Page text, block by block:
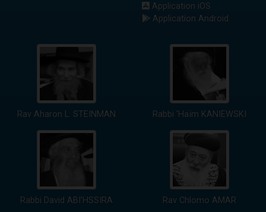
Application iOS
Application Android
Rav Aharon L. STEINMAN Rabbi 'Haïm KANIEWSKI
Rabbi David ABI'HSSIRA Rav Chlomo AMAR